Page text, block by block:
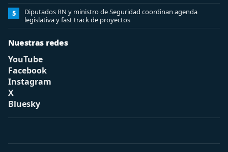
5
Diputados RN y ministro de Seguridad coordinan agenda
legislativa y fast track de proyectos
Nuestras redes
YouTube
Facebook
Instagram
X
Bluesky